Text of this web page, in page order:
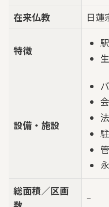
在来仏教
日蓮
特徴
設備・施設
総面積／区画
–